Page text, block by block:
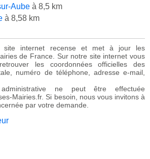
Aube à 8,5 km
à 8,58 km
site internet recense et met à jour les
de France. Sur notre site internet vous
les coordonnées officielles des
numéro de téléphone, adresse e-mail,
ne peut être effectuée
Mairies.fr. Si besoin, nous vous invitons à
par votre demande.